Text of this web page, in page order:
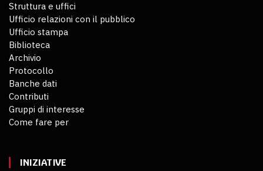
Struttura e uffici
Ufficio relazioni con il pubblico
Ufficio stampa
Biblioteca
Archivio
Protocollo
Banche dati
Contributi
Gruppi di interesse
Come fare per
INIZIATIVE